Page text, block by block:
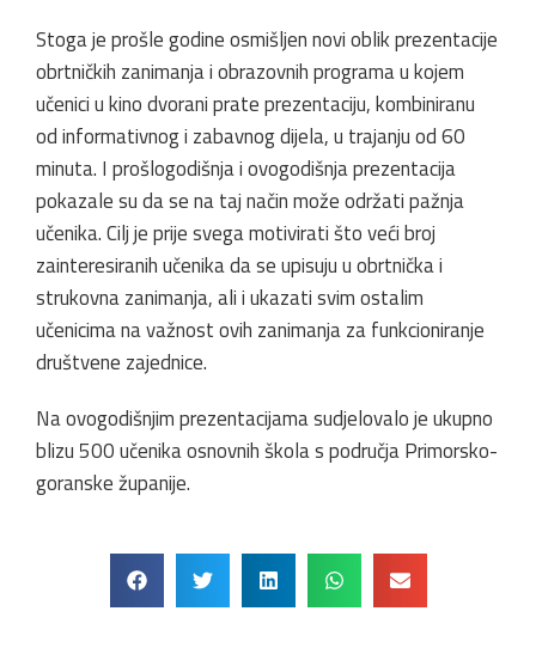
Stoga je prošle godine osmišljen novi oblik prezentacije
obrtničkih zanimanja i obrazovnih programa u kojem
učenici u kino dvorani prate prezentaciju, kombiniranu
od informativnog i zabavnog dijela, u trajanju od 60
minuta. I prošlogodišnja i ovogodišnja prezentacija
pokazale su da se na taj način može održati pažnja
učenika. Cilj je prije svega motivirati što veći broj
zainteresiranih učenika da se upisuju u obrtnička i
strukovna zanimanja, ali i ukazati svim ostalim
učenicima na važnost ovih zanimanja za funkcioniranje
društvene zajednice.
Na ovogodišnjim prezentacijama sudjelovalo je ukupno
blizu 500 učenika osnovnih škola s područja Primorsko-
goranske županije.